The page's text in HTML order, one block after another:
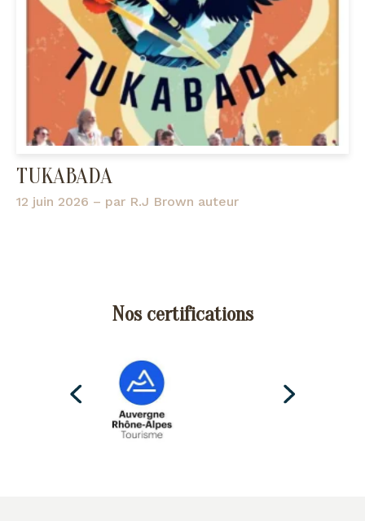
TUKABADA
12 juin 2026 – par R.J Brown auteur
Nos certifications